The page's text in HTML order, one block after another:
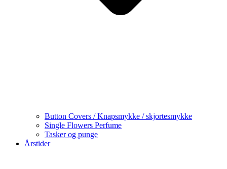
Button Covers / Knapsmykke / skjortesmykke
Single Flowers Perfume
Tasker og punge
Årstider